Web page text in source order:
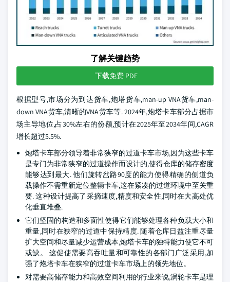
了解关键趋势
下载免费 PDF
根据型号,市场分为到达货车,炮塔货车,man-up VNA货车,man-
down VNA货车,清晰的VNA货车等. 2024年,炮塔卡车部分占据市
场主导地位,占30%左右的份额,预计在2025年至2034年间,CAGR
增长超过5.5%.
炮塔卡车部分领导着非常狭窄的过道卡车市场,因为这些卡车
是专门为非常狭窄的过道操作而设计的,使得仓库的储存密度
能够达到最大. 他们旋转岔路90度的能力使得精确的侧道负
载操作不需重新定位整辆卡车,这在紧凑的过道环境中至关重
要. 这种设计提高了采摘速度,精度和安全性,同时在大高处优
化垂直堆叠.
它们坚固的构造和多面性使得它们能够处理各种负载大小和
重量,同时在狭窄的过道中保持精度. 随着仓库日益注重尽量
扩大空间和尽量减少运营成本,炮塔卡车的独特能力使它不可
或缺。 这促使需要高吞吐量和可靠性的各部门广泛采用,加
强了炮塔卡车在狭窄的过道卡车市场上的领先地位。
对需要高储存能力和高效空间利用的行业来说,涡轮卡车是理